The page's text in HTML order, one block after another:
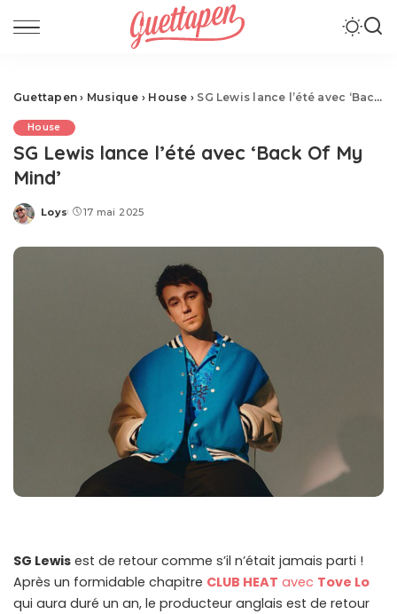
Guettapen › Musique › House › SG Lewis lance l’été avec ‘Back Of My Mind’
House
SG Lewis lance l’été avec ‘Back Of My
Mind’
Posted
Loys 17 mai 2025
SG Lewis est de retour comme s’il n’était jamais parti !
Après un formidable chapitre CLUB HEAT avec Tove Lo
qui aura duré un an, le producteur anglais est de retour